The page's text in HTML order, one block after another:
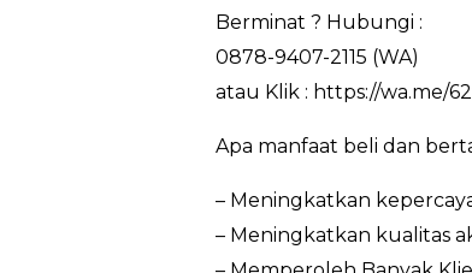
Berminat ? Hubungi :
0878-9407-2115 (WA)
atau Klik : https://wa.me/
Apa manfaat beli dan
– Meningkatkan
– Meningkatkan kualitas